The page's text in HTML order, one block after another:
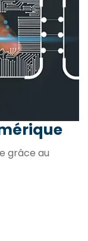
grâce au